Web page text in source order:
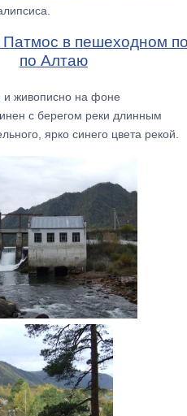
и живописно на фоне
с берегом реки длинным
ярко синего цвета рекой.